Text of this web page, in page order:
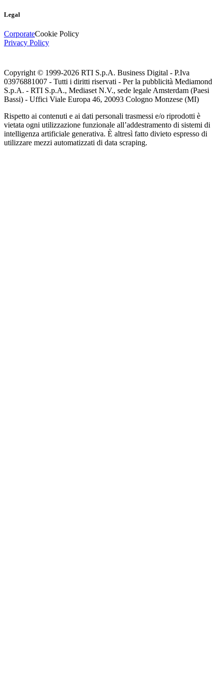
Legal
CorporateCookie Policy
Privacy Policy
Copyright © 1999-2026 RTI S.p.A. Business Digital - P.Iva
03976881007 - Tutti i diritti riservati - Per la pubblicità Mediamond
S.p.A. - RTI S.p.A., Mediaset N.V., sede legale Amsterdam (Paesi
Bassi) - Uffici Viale Europa 46, 20093 Cologno Monzese (MI)
Rispetto ai contenuti e ai dati personali trasmessi e/o riprodotti è
vietata ogni utilizzazione funzionale all’addestramento di sistemi di
intelligenza artificiale generativa. È altresì fatto divieto espresso di
utilizzare mezzi automatizzati di data scraping.